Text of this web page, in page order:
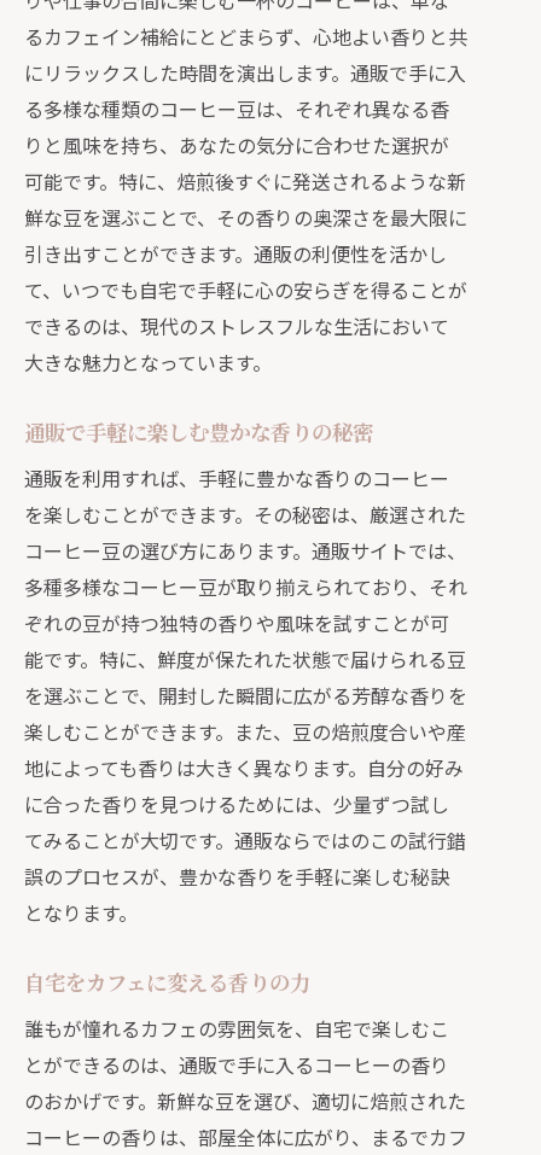
るカフェイン補給にとどまらず、心地よい香りと共
にリラックスした時間を演出します。通販で手に入
る多様な種類のコーヒー豆は、それぞれ異なる香
りと風味を持ち、あなたの気分に合わせた選択が
可能です。特に、焙煎後すぐに発送されるような新
鮮な豆を選ぶことで、その香りの奥深さを最大限に
引き出すことができます。通販の利便性を活かし
て、いつでも自宅で手軽に心の安らぎを得ることが
できるのは、現代のストレスフルな生活において
大きな魅力となっています。
通販で手軽に楽しむ豊かな香りの秘密
通販を利用すれば、手軽に豊かな香りのコーヒー
を楽しむことができます。その秘密は、厳選された
コーヒー豆の選び方にあります。通販サイトでは、
多種多様なコーヒー豆が取り揃えられており、それ
ぞれの豆が持つ独特の香りや風味を試すことが可
能です。特に、鮮度が保たれた状態で届けられる豆
を選ぶことで、開封した瞬間に広がる芳醇な香りを
楽しむことができます。また、豆の焙煎度合いや産
地によっても香りは大きく異なります。自分の好み
に合った香りを見つけるためには、少量ずつ試し
てみることが大切です。通販ならではのこの試行錯
誤のプロセスが、豊かな香りを手軽に楽しむ秘訣
となります。
自宅をカフェに変える香りの力
誰もが憧れるカフェの雰囲気を、自宅で楽しむこ
とができるのは、通販で手に入るコーヒーの香り
のおかげです。新鮮な豆を選び、適切に焙煎された
コーヒーの香りは、部屋全体に広がり、まるでカフ